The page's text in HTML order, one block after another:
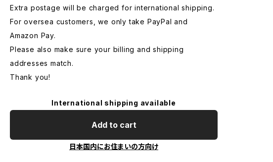
Extra postage will be charged for international shipping.
For oversea customers, we only take PayPal and
Amazon Pay.
Please also make sure your billing and shipping
addresses match.
Thank you!
International shipping available
Add to cart
日本国内にお住まいの方向け